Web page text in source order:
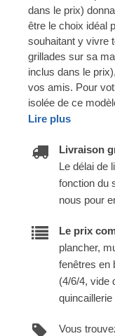
dans le prix)
être le choix idéal
souhaitant y vivre
grillades sur sa
inclus dans le
vos amis. Pour
isolée de ce
Lire plus
Livraison
Le délai de
fonction du
nous pour
Le prix
plancher,
fenêtres en
(4/6/4, vide
Vous